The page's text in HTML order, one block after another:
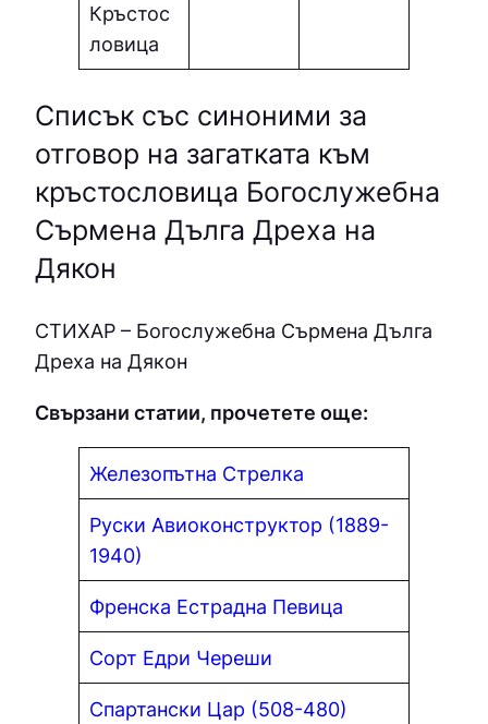
Кръстос
ловица
Списък със синоними за
отговор на загатката към
кръстословица Богослужебна
Сърмена Дълга Дреха на
Дякон
CТИХAP – Богослужебна Сърмена Дълга
Дреха на Дякон
Свързани статии, прочетете още:
Железопътна Стрелка
Руски Авиоконструктор (1889-
1940)
Френска Естрадна Певица
Сорт Едри Череши
Спартански Цар (508-480)